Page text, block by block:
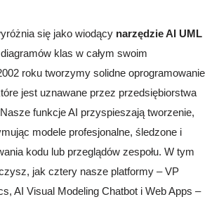
się jako wiodący narzędzie AI UML
diagramów klas w całym swoim
roku tworzymy solidne oprogramowanie
jest uznawane przez przedsiębiorstwa
funkcje AI przyspieszają tworzenie,
modele profesjonalne, śledzone i
kodu lub przeglądów zespołu. W tym
jak cztery nasze platformy – VP
AI Visual Modeling Chatbot i Web Apps –